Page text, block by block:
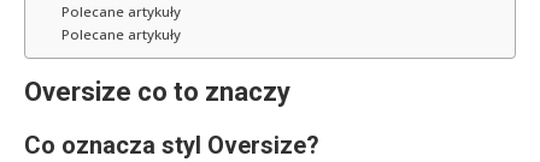
Polecane artykuły
Polecane artykuły
Oversize co to znaczy
Co oznacza styl Oversize?